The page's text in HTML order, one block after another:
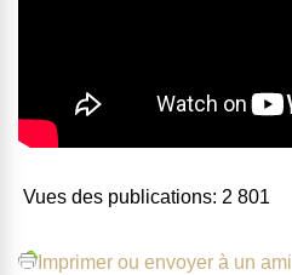
Vues des publications: 2 801
Imprimer ou envoyer à un ami